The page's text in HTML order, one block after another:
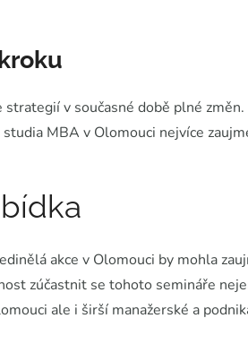
v současné době plné
MBA v Olomouci nejvíce
akce v Olomouci by mohla
zúčastnit se tohoto semináře
ale i širší manažerské a